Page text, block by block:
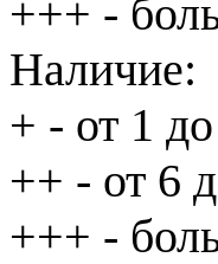
+++ -
Наличие:
+ - от 1
++ - от 6
+++ -